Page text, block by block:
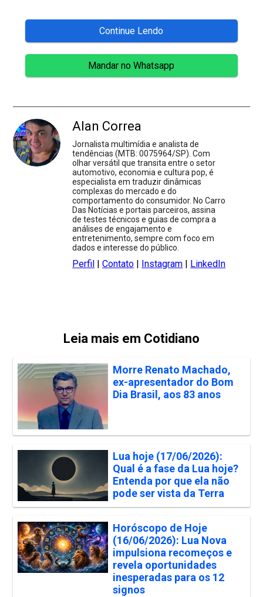
Continue Lendo
Mandar no Whatsapp
Alan Correa
Jornalista multimídia e analista de
tendências (MTB: 0075964/SP). Com
olhar versátil que transita entre o setor
automotivo, economia e cultura pop, é
especialista em traduzir dinâmicas
complexas do mercado e do
comportamento do consumidor. No Carro
Das Notícias e portais parceiros, assina
de testes técnicos e guias de compra a
análises de engajamento e
entretenimento, sempre com foco em
dados e interesse do público.
Perfil |Contato | Instagram | LinkedIn
Leia mais em Cotidiano
Morre Renato Machado,
ex-apresentador do Bom
Dia Brasil, aos 83 anos
Lua hoje (17/06/2026):
Qual é a fase da Lua hoje?
Entenda por que ela não
pode ser vista da Terra
Horóscopo de Hoje
(16/06/2026): Lua Nova
impulsiona recomeços e
revela oportunidades
inesperadas para os 12
signos